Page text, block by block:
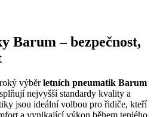
Barum – bezpečnost,
výběrletních pneumatik Barum
nejvyšší standardy kvality a
jsou ideální volbou pro řidiče, kteří